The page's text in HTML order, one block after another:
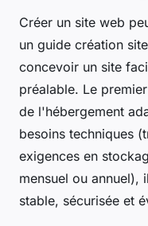
Créer un site web
un guide création
concevoir un site
préalable. Le
de l'hébergement
besoins techniques
exigences en
mensuel ou annuel),
stable, sécurisée et